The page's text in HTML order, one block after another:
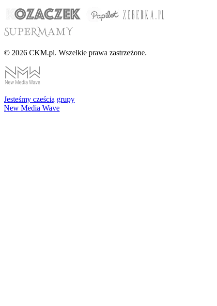
© 2026 CKM.pl. Wszelkie prawa zastrzeżone.
Jesteśmy cześcią grupy
New Media Wave